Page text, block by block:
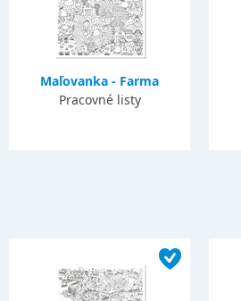
Maľovanka - Farma
Pracovné listy